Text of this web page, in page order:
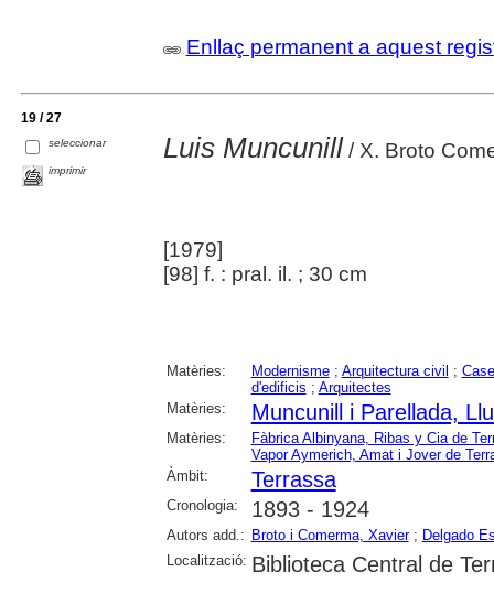
Enllaç permanent a aquest
19 / 27
seleccionar
imprimir
Luis Muncunill/ X. Broto
[1979]
[98] f. : pral. il. ; 30 cm
Matèries: Modernisme; Arquitectura civil ;
d'edificis ; Arquitectes
Matèries:
Muncunill i Parellada,
Matèries:
Fàbrica Albinyana, Ribas y Cia de
Vapor Aymerich, Amat i Jover de
Àmbit:
Terrassa
Cronologia: 1893 - 1924
Autors add.: Broto i Comerma, Xavier; Delgado
Localització: Biblioteca Central de